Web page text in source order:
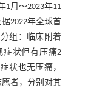
1月～2023年11
2022年全球首
组：临床附着
症状但有压痛2
状也无压痛，
者，分别对其